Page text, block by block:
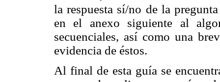
la respuesta sí/no de la
en el anexo siguiente al
secuenciales, así como una
evidencia de éstos.
Al final de esta guía se